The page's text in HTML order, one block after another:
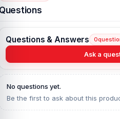
Questions & Answers 0
Ask a
No questions yet.
Be the first to ask about this